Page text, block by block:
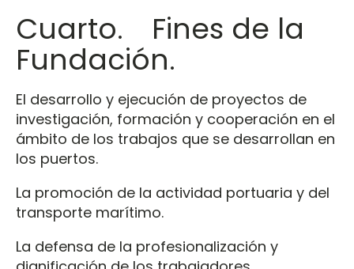
Cuarto. Fines de la
Fundación.
El desarrollo y ejecución de proyectos de
investigación, formación y cooperación en el
ámbito de los trabajos que se desarrollan en
los puertos.
La promoción de la actividad portuaria y del
transporte marítimo.
La defensa de la profesionalización y